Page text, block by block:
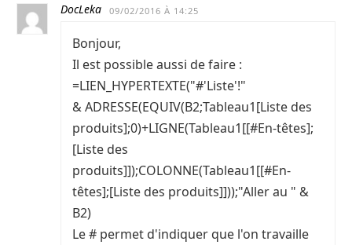
DocLeka 09/02/2016 À 14:25
Bonjour,
Il est possible aussi de faire :
=LIEN_HYPERTEXTE("#'Liste'!"
& ADRESSE(EQUIV(B2;Tableau1[Liste des
produits];0)+LIGNE(Tableau1[[#En-têtes];
[Liste des
produits]]);COLONNE(Tableau1[[#En-
têtes];[Liste des produits]]));"Aller au " &
B2)
Le # permet d'indiquer que l'on travaille